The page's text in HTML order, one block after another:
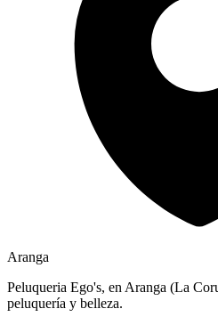
Aranga
Peluqueria Ego's, en Aranga (La
peluquería y belleza.